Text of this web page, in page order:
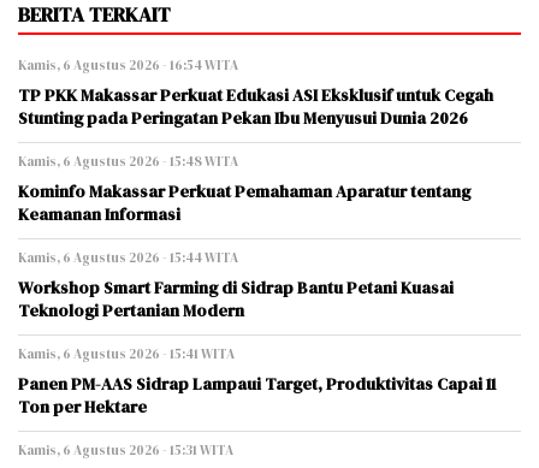
BERITA TERKAIT
Kamis, 6 Agustus 2026 - 16:54 WITA
TP PKK Makassar Perkuat Edukasi ASI Eksklusif untuk Cegah
Stunting pada Peringatan Pekan Ibu Menyusui Dunia 2026
Kamis, 6 Agustus 2026 - 15:48 WITA
Kominfo Makassar Perkuat Pemahaman Aparatur tentang
Keamanan Informasi
Kamis, 6 Agustus 2026 - 15:44 WITA
Workshop Smart Farming di Sidrap Bantu Petani Kuasai
Teknologi Pertanian Modern
Kamis, 6 Agustus 2026 - 15:41 WITA
Panen PM-AAS Sidrap Lampaui Target, Produktivitas Capai 11
Ton per Hektare
Kamis, 6 Agustus 2026 - 15:31 WITA